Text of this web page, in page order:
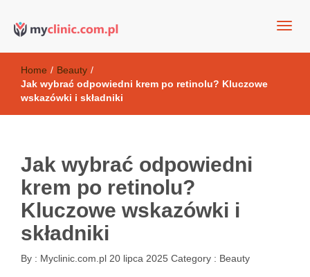
Kosmetyki antyoksydacyjne
Home / Beauty /
Jak wybrać odpowiedni krem po retinolu? Kluczowe
wskazówki i składniki
Jak wybrać odpowiedni
krem po retinolu?
Kluczowe wskazówki i
składniki
By : Myclinic.com.pl 20 lipca 2025 Category : Beauty